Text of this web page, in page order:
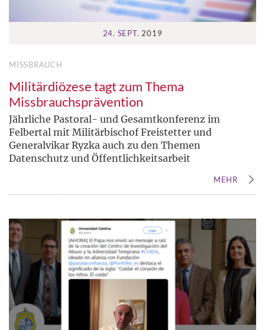
24. SEPT. 2019
MISSBRAUCH
Militärdiözese tagt zum Thema
Missbrauchsprävention
Jährliche Pastoral- und Gesamtkonferenz im
Felbertal mit Militärbischof Freistetter und
Generalvikar Ryzka auch zu den Themen
Datenschutz und Öffentlichkeitsarbeit
MEHR